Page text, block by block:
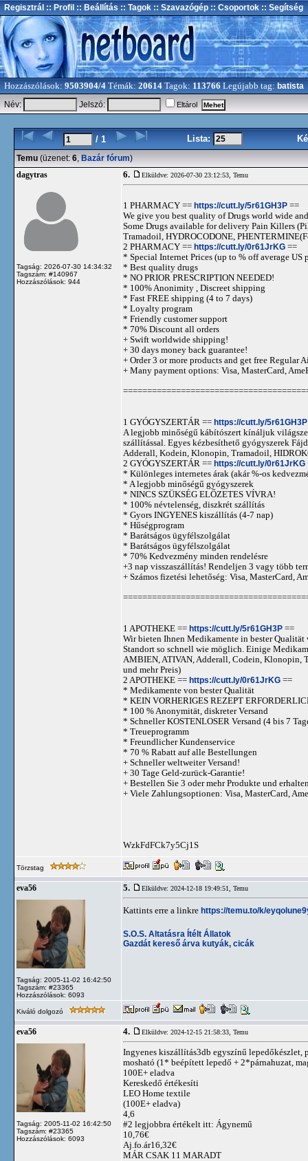
Regisztrál :: Profil :: Beállítás :: Tagok :: Szavazógép :: Csoportok :: Segítség
Hozzászólások: 9503904/4 Témák: 20614 Tagok: 113766 Legújabb tag: batista
Név:
Jelszó: Eltárol
/ 1 Lista:
Temu (üzenet: 6, Bazár fórum)
dagytras
Tagság: 2026-07-30 14:34:32
Tagszám: #140967
Hozzászólások: 944
6. Elküldve: 2026-07-30 23:12:53, Temu
1 PHARMACY == https://cutt.ly/5r61GH3P ==
We give you best quality of Drugs world wide
Some Drugs available for delivery Pain Killers
Tramadoil, HYDROCODONE,
2 PHARMACY == https://cutt.ly/0r61JrKG ==
* Special Internet Prices (up to % off average US
* Best quality drugs
* NO PRIOR PRESCRIPTION NEEDED!
* 100% Anonimity , Discreet shipping
* Fast FREE shipping (4 to 7 days)
* Loyalty program
* Friendly customer support
* 70% Discount all orders
+ Swift worldwide shipping!
+ 30 days money back guarantee!
+ Order 3 or more products and get free Regular
+ Many payment options: Visa, MasterCard,
1 GYÓGYSZERTÁR == https://cutt.ly/5r61GH3P
A legjobb minőségű kábítószert kínáljuk
szállítással. Egyes kézbesíthető gyógyszerek
Adderall, Kodein, Klonopin, Tramadoil,
2 GYÓGYSZERTÁR == https://cutt.ly/0r61JrKG
* Különleges internetes árak (akár %-os
* A legjobb minőségű gyógyszerek
* NINCS SZÜKSÉG ELŐZETES VÍVRA!
* 100% névtelenség, diszkrét szállítás
* Gyors INGYENES kiszállítás (4-7 nap)
* Hűségprogram
* Barátságos ügyfélszolgálat
* Barátságos ügyfélszolgálat
* 70% Kedvezmény minden rendelésre
+3 nap visszaszállítás! Rendeljen 3 vagy több
+ Számos fizetési lehetőség: Visa, MasterCard,
1 APOTHEKE == https://cutt.ly/5r61GH3P ==
Wir bieten Ihnen Medikamente in bester
Standort so schnell wie möglich. Einige
AMBIEN, ATIVAN, Adderall, Codein, Klonopin,
und mehr Preis)
2 APOTHEKE == https://cutt.ly/0r61JrKG ==
* Medikamente von bester Qualität
* KEIN VORHERIGES REZEPT
* 100 % Anonymität, diskreter Versand
* Schneller KOSTENLOSER Versand (4 bis 7
* Treueprogramm
* Freundlicher Kundenservice
* 70 % Rabatt auf alle Bestellungen
+ Schneller weltweiter Versand!
+ 30 Tage Geld-zurück-Garantie!
+ Bestellen Sie 3 oder mehr Produkte und
+ Viele Zahlungsoptionen: Visa, MasterCard,
WzkFdFCk7y5Cj1S
Törzstag
eva56
Tagság: 2005-11-02 16:42:50
Tagszám: #23365
Hozzászólások: 6093
5. Elküldve: 2024-12-18 19:49:51, Temu
Kattints erre a linkre https://temu.to/k/
S.O.S. Altatásra Ítélt Állatok
Gazdát kereső árva kutyák, cicák
Kiváló dolgozó
eva56
Tagság: 2005-11-02 16:42:50
Tagszám: #23365
Hozzászólások: 6093
4. Elküldve: 2024-12-15 21:58:33, Temu
Ingyenes kiszállítás3db egyszínű lepedőkészlet,
mosható (1* beépített lepedő + 2*párnahuzat,
100E+ eladva
Kereskedő értékesíti
LEO Home textile
(100E+ eladva)
4,6
#2 legjobbra értékelt itt: Ágynemű
10,76€
Aj.fo.ár16,32€
MÁR CSAK 11 MARADT